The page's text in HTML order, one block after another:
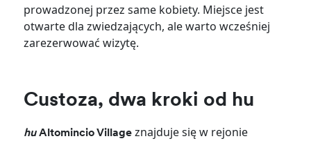
prowadzonej przez same kobiety. Miejsce jest
otwarte dla zwiedzających, ale warto wcześniej
zarezerwować wizytę.
Custoza, dwa kroki od hu
huAltomincio Village znajduje się w rejonie